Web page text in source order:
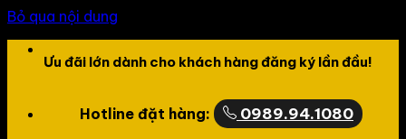
Bỏ qua nội dung
Chào mừng bạn đến với website của LCPiano
Hotline đặt hàng: 0989.94.1080